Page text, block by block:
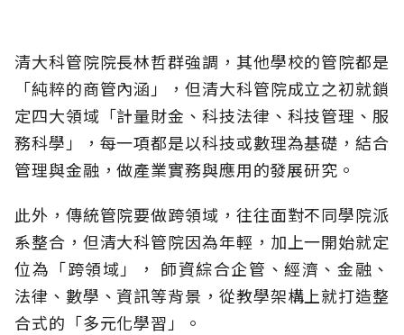
清大科管院院長林哲群強調，其他學校的管院都是
「純粹的商管內涵」，但清大科管院成立之初就鎖
定四大領域「計量財金、科技法律、科技管理、服
務科學」，每一項都是以科技或數理為基礎，結合
管理與金融，做產業實務與應用的發展研究。
此外，傳統管院要做跨領域，往往面對不同學院派
系整合，但清大科管院因為年輕，加上一開始就定
位為「跨領域」， 師資綜合企管、經濟、金融、
法律、數學、資訊等背景，從教學架構上就打造整
合式的「多元化學習」。